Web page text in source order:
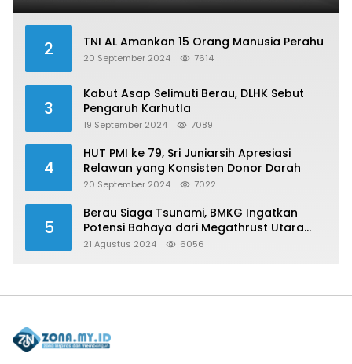
2 TNI AL Amankan 15 Orang Manusia Perahu
20 September 2024 7614
3
Kabut Asap Selimuti Berau, DLHK Sebut
Pengaruh Karhutla
19 September 2024 7089
4
HUT PMI ke 79, Sri Juniarsih Apresiasi
Relawan yang Konsisten Donor Darah
20 September 2024 7022
5
Berau Siaga Tsunami, BMKG Ingatkan
Potensi Bahaya dari Megathrust Utara
Sulawesi
21 Agustus 2024 6056